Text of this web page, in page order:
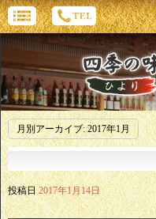
月別アーカイブ:2017年1月
投稿日 2017年1月14日